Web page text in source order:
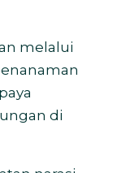
melalui
di